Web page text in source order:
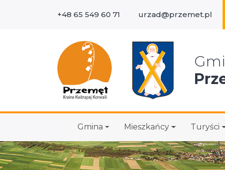
+48 65 549 60 71 urzad@przemet.pl
Gmina Mieszkańcy Turyści